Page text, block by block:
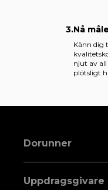
3.Nå
Känn dig
njut av
plötsligt
Dorunner
Uppdragsgivare